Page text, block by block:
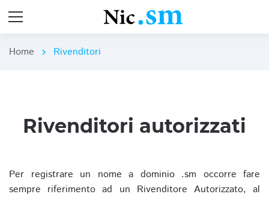
Home chevron_right Rivenditori
Rivenditori autorizzati
Per registrare un nome a dominio .sm occorre fare
sempre riferimento ad un Rivenditore Autorizzato, al